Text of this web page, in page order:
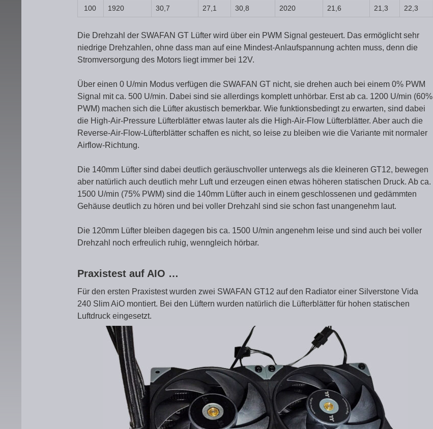
100 1920 30,7 27,1 30,8 2020 21,6 21,3 22,3
Die Drehzahl der SWAFAN GT Lüfter wird über ein PWM Signal gesteuert. Das ermöglicht sehr
niedrige Drehzahlen, ohne dass man auf eine Mindest-Anlaufspannung achten muss, denn die
Stromversorgung des Motors liegt immer bei 12V.
Über einen 0 U/min Modus verfügen die SWAFAN GT nicht, sie drehen auch bei einem 0% PWM
Signal mit ca. 500 U/min. Dabei sind sie allerdings komplett unhörbar. Erst ab ca. 1200 U/min (60%
PWM) machen sich die Lüfter akustisch bemerkbar. Wie funktionsbedingt zu erwarten, sind dabei
die High-Air-Pressure Lüfterblätter etwas lauter als die High-Air-Flow Lüfterblätter. Aber auch die
Reverse-Air-Flow-Lüfterblätter schaffen es nicht, so leise zu bleiben wie die Variante mit normaler
Airflow-Richtung.
Die 140mm Lüfter sind dabei deutlich geräuschvoller unterwegs als die kleineren GT12, bewegen
aber natürlich auch deutlich mehr Luft und erzeugen einen etwas höheren statischen Druck. Ab ca.
1500 U/min (75% PWM) sind die 140mm Lüfter auch in einem geschlossenen und gedämmten
Gehäuse deutlich zu hören und bei voller Drehzahl sind sie schon fast unangenehm laut.
Die 120mm Lüfter bleiben dagegen bis ca. 1500 U/min angenehm leise und sind auch bei voller
Drehzahl noch erfreulich ruhig, wenngleich hörbar.
Praxistest auf AIO …
Für den ersten Praxistest wurden zwei SWAFAN GT12 auf den Radiator einer Silverstone Vida
240 Slim AiO montiert. Bei den Lüftern wurden natürlich die Lüfterblätter für hohen statischen
Luftdruck eingesetzt.